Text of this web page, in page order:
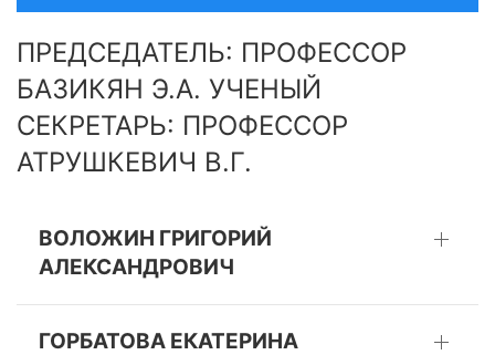
ПРЕДСЕДАТЕЛЬ: ПРОФЕССОР
БАЗИКЯН Э.А. УЧЕНЫЙ
СЕКРЕТАРЬ: ПРОФЕССОР
АТРУШКЕВИЧ В.Г.
ВОЛОЖИН ГРИГОРИЙ
АЛЕКСАНДРОВИЧ
ГОРБАТОВА ЕКАТЕРИНА